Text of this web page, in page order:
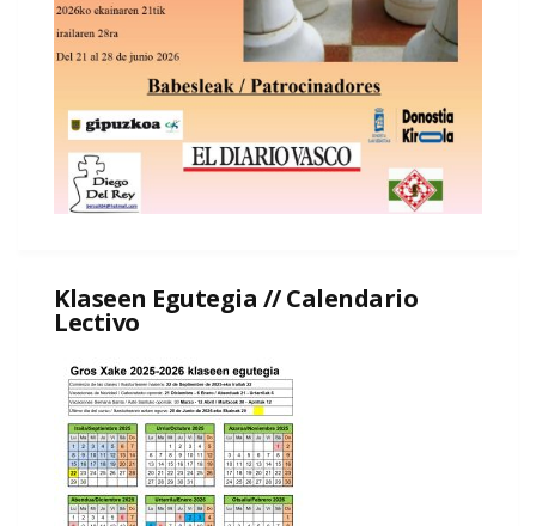
Klaseen Egutegia // Calendario
Lectivo